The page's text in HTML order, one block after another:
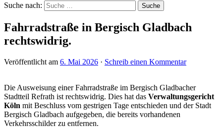
Suche nach:
Fahrradstraße in Bergisch Gladbach
rechtswidrig.
Veröffentlicht am 6. Mai 2026 · Schreib einen Kommentar
Die Ausweisung einer Fahrradstraße im Bergisch Gladbacher
Stadtteil Refrath ist rechtswidrig. Dies hat das Verwaltungsgericht
Köln mit Beschluss vom gestrigen Tage entschieden und der Stadt
Bergisch Gladbach aufgegeben, die bereits vorhandenen
Verkehrsschilder zu entfernen.